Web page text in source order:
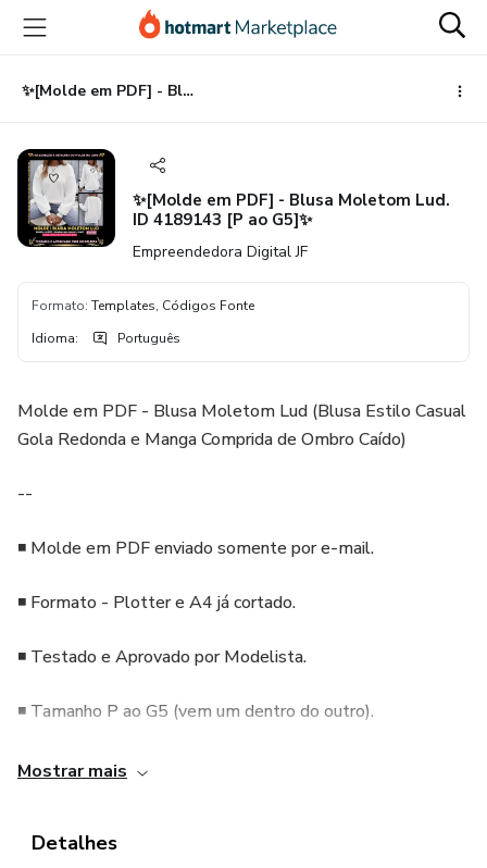
para
conteúdo
principal
para
pagamento
para
rodapé
✨[Molde em PDF] - Blusa Moletom Lud. ID 4189143 [P ao G5]✨
✨[Molde em PDF] - Blusa Moletom Lud.
ID 4189143 [P ao G5]✨
Empreendedora Digital JF
Formato: Templates, Códigos Fonte
Idioma: Português
Molde em PDF - Blusa Moletom Lud (Blusa Estilo Casual
Gola Redonda e Manga Comprida de Ombro Caído)
--⁣
◾️ Molde em PDF enviado somente por e-mail.⁣
◾️ Formato - Plotter e A4 já cortado.⁣
◾️ Testado e Aprovado por Modelista.⁣
◾️ Tamanho P ao G5 (vem um dentro do outro).⁣
◾️ Sugestão de tecido: Moletom, Moletinho, Lanzinha, Tricô
◾️ Possui Ficha técnica e margem de costura.⁣
Mostrar mais
Detalhes